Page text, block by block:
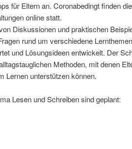
für Eltern an. Coronabedingt finden die
online statt.
Diskussionen und praktischen
rund um verschiedene Lernthemen
und Lösungsideen entwickelt. Der
Methoden, mit denen
Lernen unterstützen können.
Lesen und Schreiben sind geplant: